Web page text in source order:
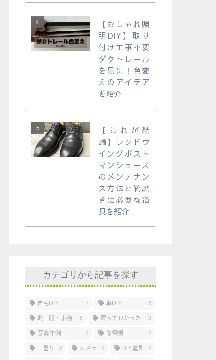
【おしゃれ照
明DIY】取り
付け工事不要
ダクトレール
を黒に！色変
えのアイデア
を紹介
【これが結
論】レッドウ
イングポスト
マンシューズ
のメンテナン
ス方法と靴磨
きに必要な道
具を紹介
カテゴリから記事を探す
自宅DIY 7 車DIY
6
靴・服・小物
6 買って良かった
3
写真作例
2 除雪機
2
山登り
2 カメラ 2 DIY道具
2